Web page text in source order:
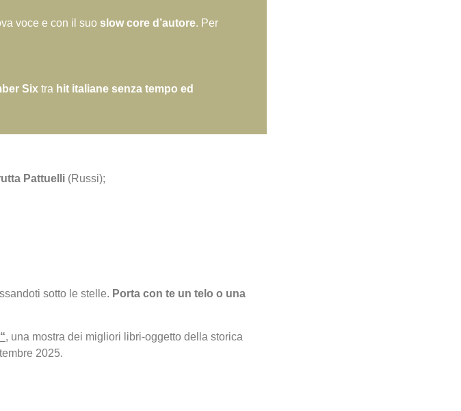
voce e con il suo slow core d’autore. Per
Six tra hit italiane senza tempo ed
Pattuelli (Russi);
sotto le stelle. Porta con te un telo o una
“, una mostra dei migliori libri-oggetto della storica
2025.